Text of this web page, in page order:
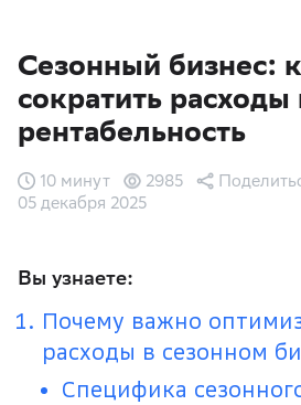
Сезонный бизнес:
сократить
рентабельность
05 декабря 2025
10 минут 2985
Вы узнаете:
Почему важно
расходы в сезонном
Специфика